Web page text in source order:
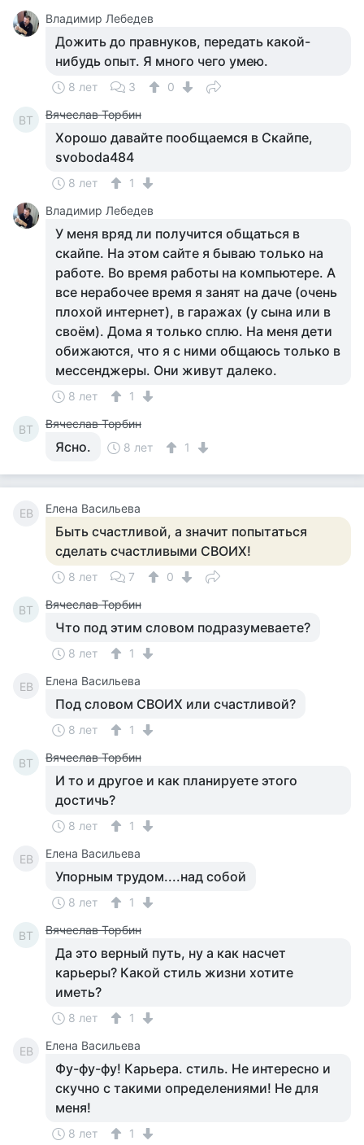
Владимир Лебедев
Дожить до правнуков, передать какой-
нибудь опыт. Я много чего умею.
8 лет 3 0
ВТ Вячеслав Торбин
Хорошо давайте пообщаемся в Скайпе,
svoboda484
8 лет
1
Владимир Лебедев
У меня вряд ли получится общаться в
скайпе. На этом сайте я бываю только на
работе. Во время работы на компьютере. А
все нерабочее время я занят на даче (очень
плохой интернет), в гаражах (у сына или в
своём). Дома я только сплю. На меня дети
обижаются, что я с ними общаюсь только в
мессенджеры. Они живут далеко.
8 лет 1
ВТ Вячеслав Торбин
Ясно. 8 лет 1
ЕВ Елена Васильева
Быть счастливой, а значит попытаться
сделать счастливыми СВОИХ!
8 лет 7 0
ВТ Вячеслав Торбин
Что под этим словом подразумеваете?
8 лет 1
ЕВ Елена Васильева
Под словом СВОИХ или счастливой?
8 лет 1
ВТ Вячеслав Торбин
И то и другое и как планируете этого
достичь?
8 лет 1
ЕВ Елена Васильева
Упорным трудом....над собой
8 лет 1
ВТ Вячеслав Торбин
Да это верный путь, ну а как насчет
карьеры? Какой стиль жизни хотите
иметь?
8 лет 1
ЕВ Елена Васильева
Фу-фу-фу! Карьера. стиль. Не интересно и
скучно с такими определениями! Не для
меня!
8 лет 1